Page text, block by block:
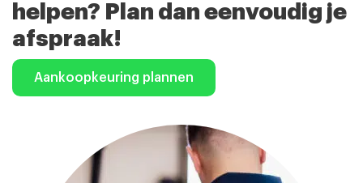
helpen? Plan dan eenvoudig je
afspraak!
Aankoopkeuring plannen